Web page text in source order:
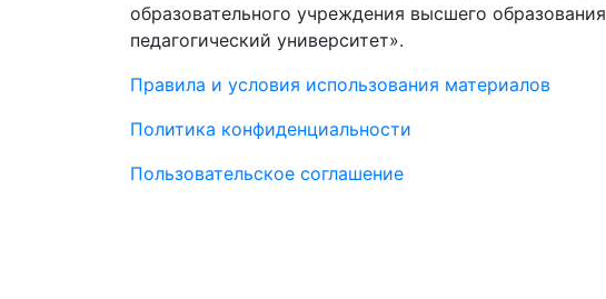
образовательного учреждения высшего
педагогический университет».
Правила и условия использования материалов
Политика конфиденциальности
Пользовательское соглашение